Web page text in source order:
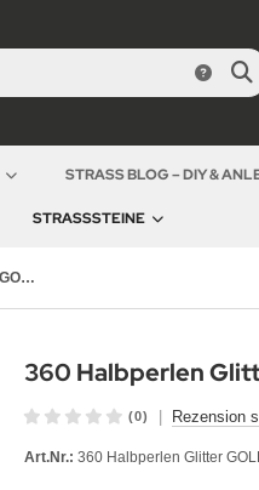
STRASS BLOG – DIY &
STRASSSTEINE
360 Halbperlen Glitter GOLD 4 mm
360 Halbperlen
(0) Rezension
Art.Nr.: 360 Halbperlen Glitter